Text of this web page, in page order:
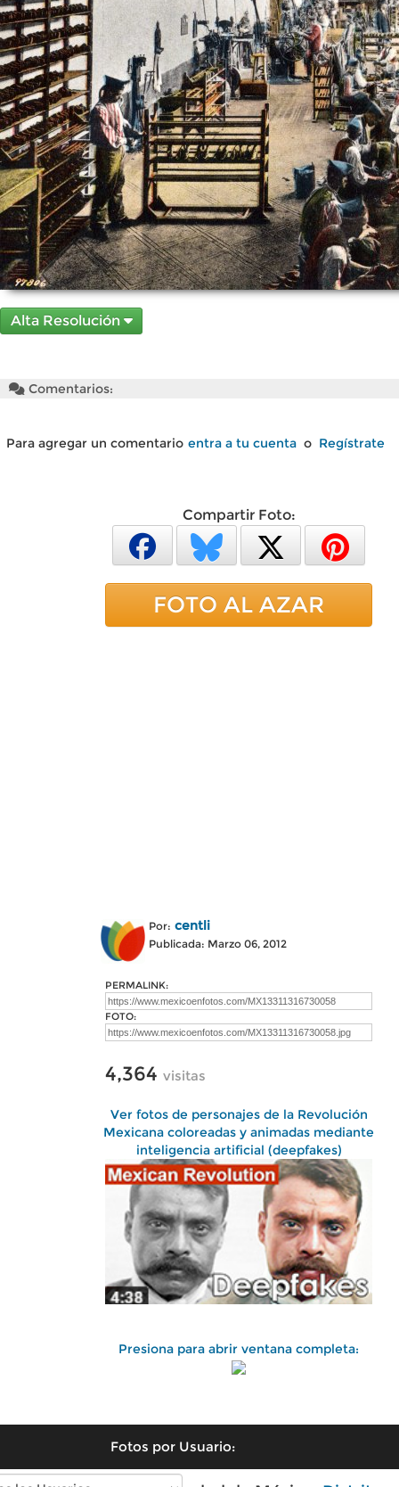
Alta Resolución
Comentarios:
Para agregar un comentario entra a tu cuenta o Regístrate
Compartir Foto:
FOTO AL AZAR
Por: centli
Publicada: Marzo 06, 2012
PERMALINK:
FOTO:
4,364 visitas
Ver fotos de personajes de la Revolución
Mexicana coloreadas y animadas mediante
inteligencia artificial (deepfakes)
Presiona para abrir ventana completa:
Fotos por Usuario: